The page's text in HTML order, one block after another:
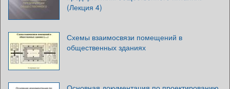
(Лекция 4)
Схемы взаимосвязи помещений в
общественных зданиях